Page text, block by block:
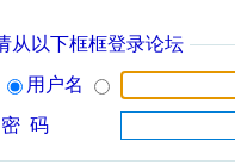
从以下框框登录论坛
用户名
密 码